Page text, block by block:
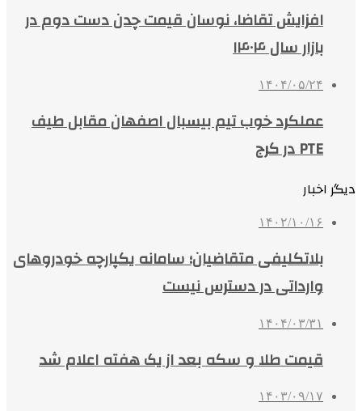
افزایش تقاضا، نوسان قیمت چدن دست دوم در
بازار سال ۱۴۰۴
۱۴۰۴/۰۵/۲۴
عملکرد خوب تیم بیسبال اصفهان مقابل طیف
PTE در کرج
دیگر اخبار
۱۴۰۲/۱۰/۱۶
بلاتکلیفی متقاضیان؛ سامانه یکپارچه خودروهای
وارداتی در دسترس نیست
۱۴۰۴/۰۳/۳۱
قیمت طلا و سکه بعد از یک هفته اعلام شد
۱۴۰۳/۰۹/۱۷